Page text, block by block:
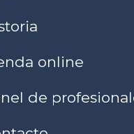
online
de